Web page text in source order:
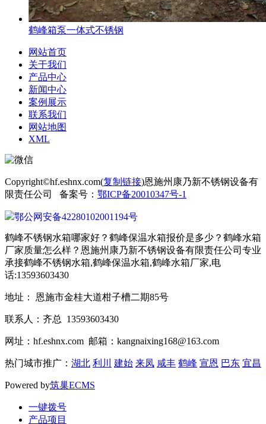
鹤峰箱泵一体式不锈钢
网站首页
关于我们
产品中心
新闻中心
案例展示
联系我们
网站地图
XML
Copyright©hf.eshnx.com(复制链接)恩施州康乃新不锈钢设备有
限责任公司 备案号： 鄂ICP备20010347号-1
鄂公网安备42280102001194号
鹤峰不锈钢水箱哪家好？鹤峰保温水箱报价是多少？鹤峰水箱
厂家质量怎么样？恩施州康乃新不锈钢设备有限责任公司专业
承接鹤峰不锈钢水箱,鹤峰保温水箱,鹤峰水箱厂家,电
话:13593603430
地址： 恩施市金桂大道柑子槽二期85号
联系人：齐总 13593603430
网址：hf.eshnx.com 邮箱：kangnaixing168@163.com
热门城市推广： 湖北 利川 建始 来凤 咸丰 鹤峰 宣恩 巴东 宜昌
Powered by筑巢ECMS
一键拨号
产品项目